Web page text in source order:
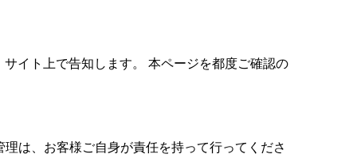
イト上で告知します。 本ページを都度ご確認の
は、お客様ご自身が責任を持って行ってくださ